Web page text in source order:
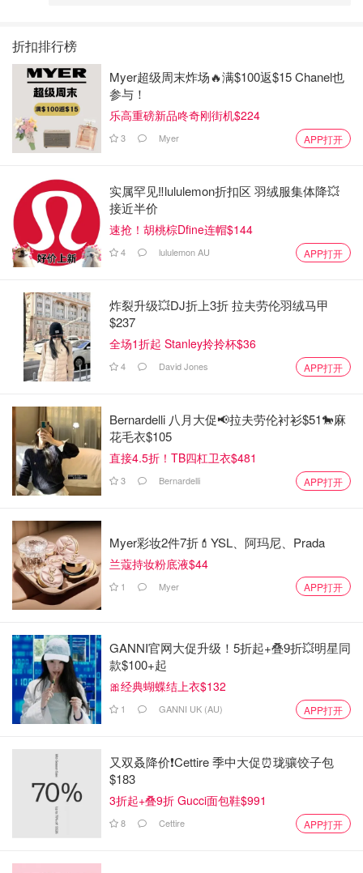
折扣排行榜
Myer超级周末炸场🔥满$100返$15 Chanel也
参与！
乐高重磅新品咚奇刚街机$224
3 Myer APP打开
实属罕见‼️lululemon折扣区 羽绒服集体降💥
接近半价
速抢！胡桃棕Dfine连帽$144
4 lululemon AU APP打开
炸裂升级💥DJ折上3折 拉夫劳伦羽绒马甲
$237
全场1折起 Stanley拎拎杯$36
4 David Jones APP打开
Bernardelli 八月大促📢拉夫劳伦衬衫$51🐎麻
花毛衣$105
直接4.5折！TB四杠卫衣$481
3 Bernardelli APP打开
Myer彩妆2件7折💄YSL、阿玛尼、Prada
兰蔻持妆粉底液$44
1 Myer APP打开
GANNI官网大促升级！5折起+叠9折💥明星同
款$100+起
🎀经典蝴蝶结上衣$132
1 GANNI UK (AU) APP打开
又双叒降价❗️Cettire 季中大促⏰珑骧饺子包
$183
3折起+叠9折 Gucci面包鞋$991
8 Cettire APP打开